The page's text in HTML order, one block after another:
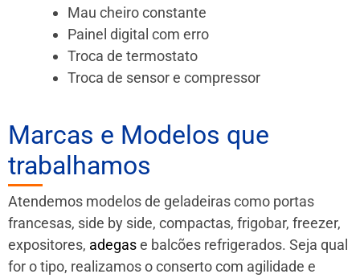
Mau cheiro constante
Painel digital com erro
Troca de termostato
Troca de sensor e compressor
Marcas e Modelos que
trabalhamos
Atendemos modelos de geladeiras como portas
francesas, side by side, compactas, frigobar, freezer,
expositores, adegase balcões refrigerados. Seja qual
for o tipo, realizamos o conserto com agilidade e